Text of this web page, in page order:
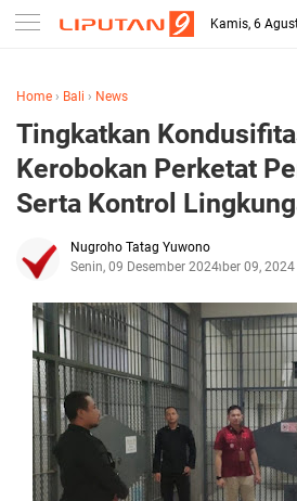
Kamis, 6
Home › Bali › News
Tingkatkan
Kerobokan Perketat
Serta Kontrol
Nugroho Tatag Yuwono
Senin, 09 Desember 2024Desember 09, 2024